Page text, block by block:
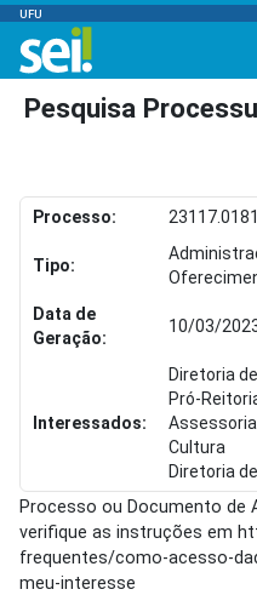
UFU
Pesquisa
Processo:
Tipo:
Data de
Geração:
10/03/
Interessados:
Diretoria
Pró-
Cultura
Diretoria
Processo ou Documento de
verifique as instruções em
frequentes/como-acesso-
meu-interesse